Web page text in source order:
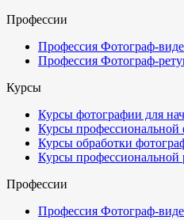
Профессии
Профессия Фотограф-
Профессия Фотограф-
Курсы
Курсы фотографии для
Курсы профессиональной
Курсы обработки
Курсы профессиональной
Профессии
Профессия Фотограф-